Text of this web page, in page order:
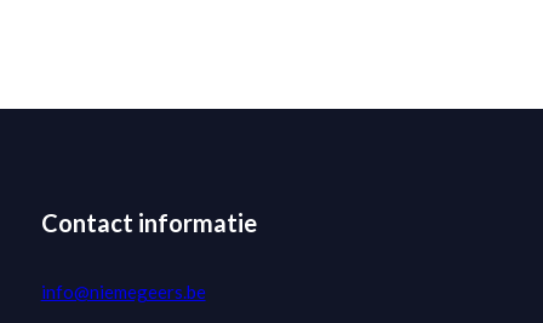
Contact informatie
info@niemegeers.be